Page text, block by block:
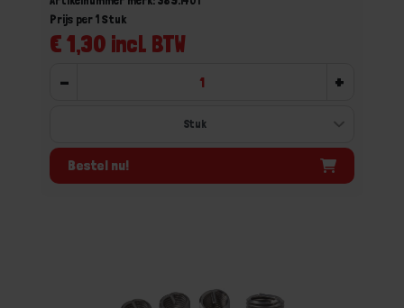
€ 1,30 incl. BTW
Prijs per 1 Stuk
- +
Bestel nu!